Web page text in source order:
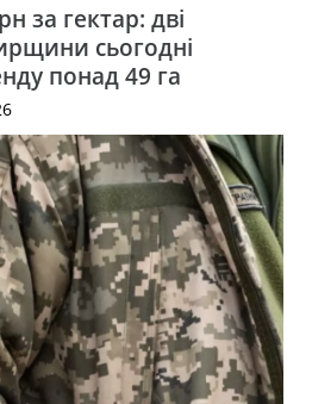
за гектар: дві
сьогодні
понад 49 га